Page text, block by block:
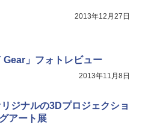
2013年12月27日
Gear」フォトレビュー
2013年11月8日
ジナルの3Dプロジェクショ
アート展